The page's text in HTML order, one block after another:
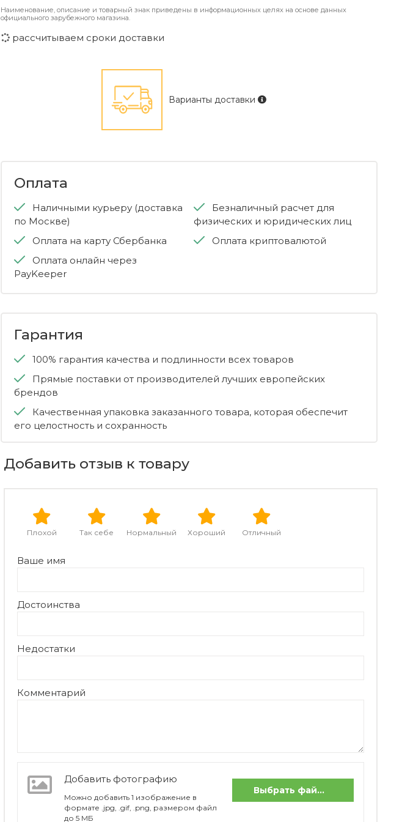
Наименование, описание и товарный знак приведены в информационных целях на основе данных
официального зарубежного магазина.
рассчитываем сроки доставки
Варианты доставки
Оплата
Наличными курьеру (доставка
по Москве)
Оплата на карту Сбербанка
Оплата онлайн через
PayKeeper
Безналичный расчет для
физических и юридических лиц
Оплата криптовалютой
Гарантия
100% гарантия качества и подлинности всех товаров
Прямые поставки от производителей лучших европейских
брендов
Качественная упаковка заказанного товара, которая обеспечит
его целостность и сохранность
Добавить отзыв к товару
Отличный
Хороший
Нормальный
Так себе
Плохой
Ваше имя
Достоинства
Недостатки
Комментарий
Добавить фотографию
Можно добавить 1 изображение в
формате .jpg, .gif, .png, размером файл
до 5 МБ
Выбрать файлы